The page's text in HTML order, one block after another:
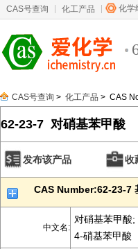
CAS号查询 化工产品 化学
CAS号查询 > 化工产品 > CAS
62-23-7 对硝基苯甲酸
发布该产品 收
CAS Number:62-23-7
中文名:
对硝基苯甲酸;
4-硝基苯甲酸